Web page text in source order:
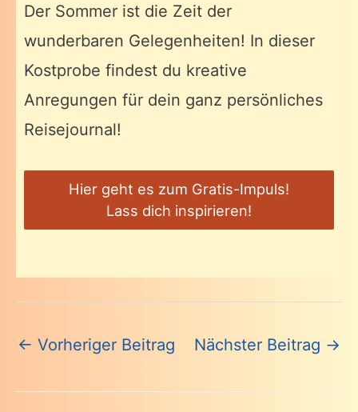
Der Sommer ist die Zeit der
wunderbaren Gelegenheiten! In dieser
Kostprobe findest du kreative
Anregungen für dein ganz persönliches
Reisejournal!
Hier geht es zum Gratis-Impuls!
Lass dich inspirieren!
Beitragsnavigation
← Vorheriger Beitrag Nächster Beitrag →